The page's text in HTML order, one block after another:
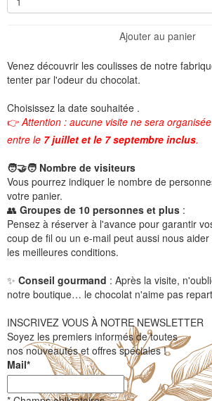
Ajouter au panier
Venez découvrir les coulisses de notre
tenter par l'odeur du chocolat.
Choisissez la date souhaitée .
👉Attention : aucune visite ne sera organisée
entre le 7 juillet et le 7 septembre inclus.
🧑🤝🧑 Nombre de visiteurs
Vous pourrez indiquer le nombre de
votre panier.
👥 Groupes de 10 personnes et plus :
Pensez à réserver à l'avance pour garantir
coup de fil ou un e-mail peut aussi nous
les meilleures conditions.
✨ Conseil gourmand : Après la visite,
notre boutique… le chocolat n'aime pas
INSCRIVEZ VOUS À NOTRE NEWSLETTER
Soyez les premiers informés de toutes
nos nouveautés et offres spéciales !
Mail*